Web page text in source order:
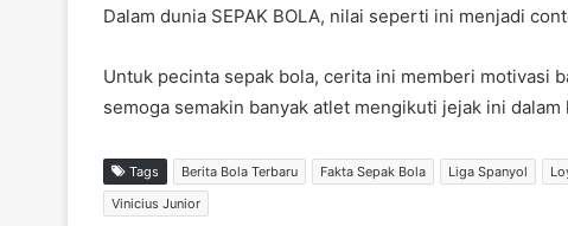
Dalam dunia SEPAK BOLA, nilai seperti ini menjadi
Untuk pecinta sepak bola, cerita ini memberi motivasi
semoga semakin banyak atlet mengikuti jejak ini
Tags Berita Bola Terbaru Fakta Sepak Bola Liga Spanyol
Vinicius Junior